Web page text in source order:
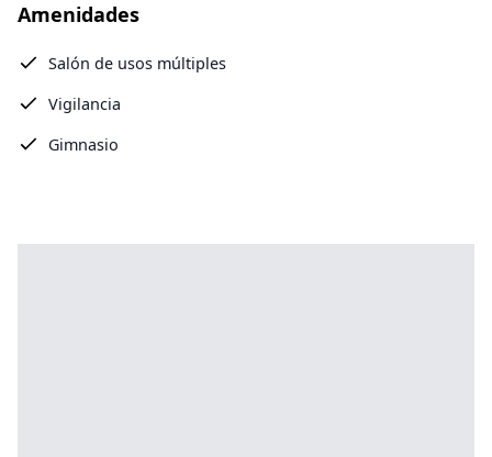
Amenidades
Salón de usos múltiples
Vigilancia
Gimnasio